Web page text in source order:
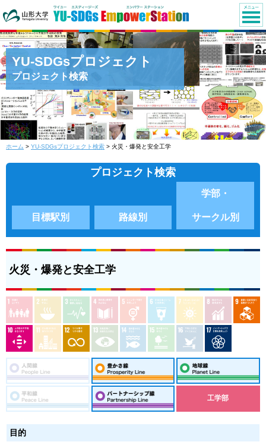
YU-SDGsプロジェクト
プロジェクト検索
ホーム > YU-SDGsプロジェクト検索 > 火災・爆発と安全工学
プロジェクト検索
目標駅別 路線別
学部・
サークル別
火災・爆発と安全工学
工学部
目的